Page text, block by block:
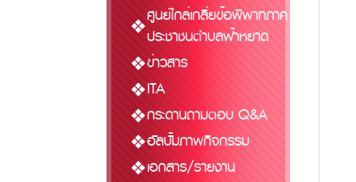
ศูนย์ไกล่เกลี่ยข้อพิพาทภาค
ประชาชนตำบลฟ้าหยาด
ข่าวสาร
ITA
กระดานถามตอบ Q&A
อัลบั้มภาพกิจกรรม
เอกสาร/รายงาน